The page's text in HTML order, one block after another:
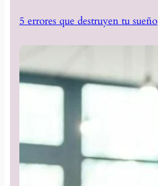
5 errores que destruyen tu sueño